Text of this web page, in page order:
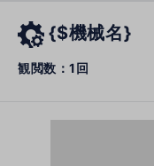
{$機械名}
観閲数：1回